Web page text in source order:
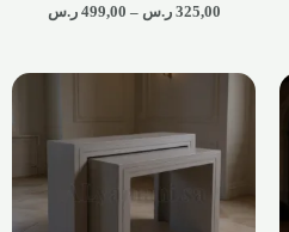
325,00 ر.س –
499,00 ر.س